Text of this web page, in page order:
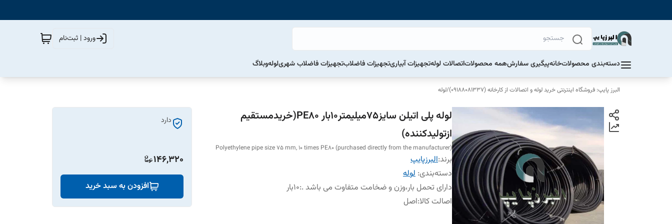
ورود | ثبت‌نام
دسته‌بندی محصولاتخانهپیگیری سفارشهمه محصولاتاتصالات لولهتجهیزات آبیاریتجهیزات فاضلابتجهیزات فاضلاب شهریلولهوبلاگ
البرز پایپ: فروشگاه اینترنتی خرید لوله و اتصالات از کارخانه (09188081337) /لوله
لوله پلی اتیلن سایز75میلیمتر10بار PE80(خریدمستقیم
ازتولیدکننده)
Polyethylene pipe size 75 mm, 10 times PE80 (purchased directly from the manufacturer)
برند:البرزپایپ
دسته‌بندی: لوله
دارای تحمل بار،وزن و ضخامت متفاوت می باشد .:10بار
اصالت کالا:اصل
دارد
146,320
افزودن به سبد خرید